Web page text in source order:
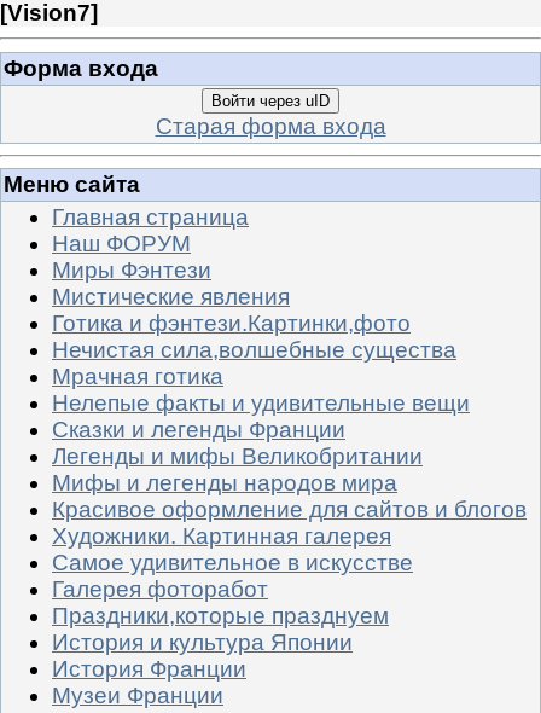
[Vision7]
Форма входа
Войти через uID
Старая форма входа
Меню сайта
Главная страница
Наш ФОРУМ
Миры Фэнтези
Мистические явления
Готика и фэнтези.Картинки,фото
Нечистая сила,волшебные существа
Мрачная готика
Нелепые факты и удивительные вещи
Сказки и легенды Франции
Легенды и мифы Великобритании
Мифы и легенды народов мира
Красивое оформление для сайтов и блогов
Художники. Картинная галерея
Самое удивительное в искусстве
Галерея фоторабот
Праздники,которые празднуем
История и культура Японии
История Франции
Музеи Франции